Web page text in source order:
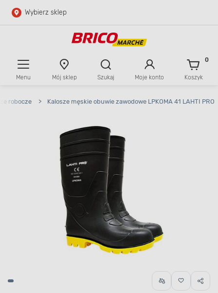
Przejdź do głównej zawartości
Wybierz sklep
Menu Mój sklep Szukaj Moje konto Koszyk
0
robocze > Kalosze męskie obuwie zawodowe LPKOMA 41 LAHTI PRO